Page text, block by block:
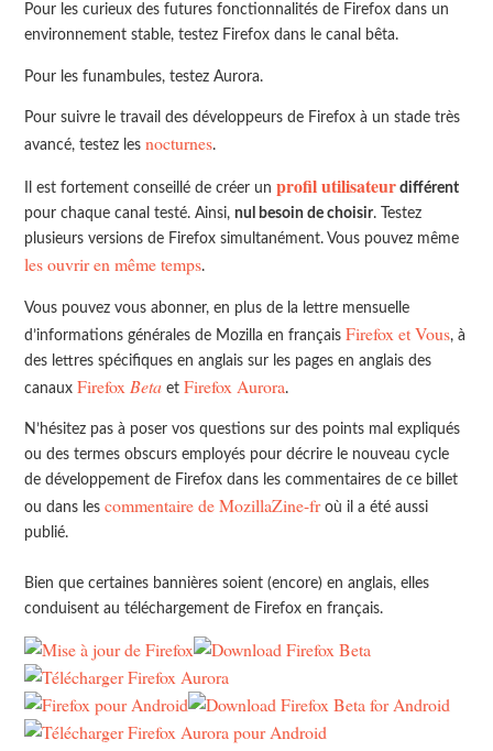
Pour les curieux des futures fonctionnalités de Firefox dans un
environnement stable, testez Firefox dans le canal bêta.
Pour les funambules, testez Aurora.
Pour suivre le travail des développeurs de Firefox à un stade très
avancé, testez lesnocturnes.
Il est fortement conseillé de créer unprofil utilisateur différent
pour chaque canal testé. Ainsi,nul besoin de choisir. Testez
plusieurs versions de Firefox simultanément. Vous pouvez même
les ouvrir en même temps.
Vous pouvez vous abonner, en plus de la lettre mensuelle
d’informations générales de Mozilla en françaisFirefox et Vous, à
des lettres spécifiques en anglais sur les pages en anglais des
canauxFirefox Beta etFirefox Aurora.
N’hésitez pas à poser vos questions sur des points mal expliqués
ou des termes obscurs employés pour décrire le nouveau cycle
de développement de Firefox dans les commentaires de ce billet
ou dans lescommentaire de MozillaZine-froù il a été aussi
publié.
Bien que certaines bannières soient (encore) en anglais, elles
conduisent au téléchargement de Firefox en français.